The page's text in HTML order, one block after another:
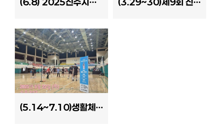
(5.14~7.10)생활체육무료교실(상반기)